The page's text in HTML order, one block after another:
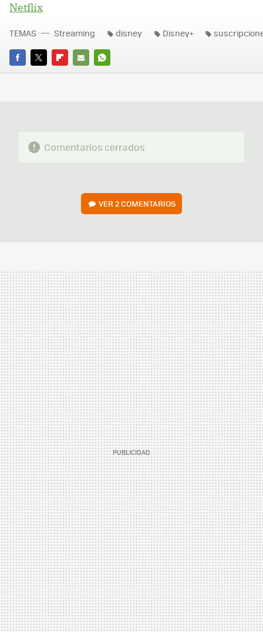
Netflix
FACEBOOK
TWITTERFLIPBOARD
E-
WHATSAPP
TEMAS Streaming disney Disney+
Comentarios cerrados
VER2 COMENTARIOS